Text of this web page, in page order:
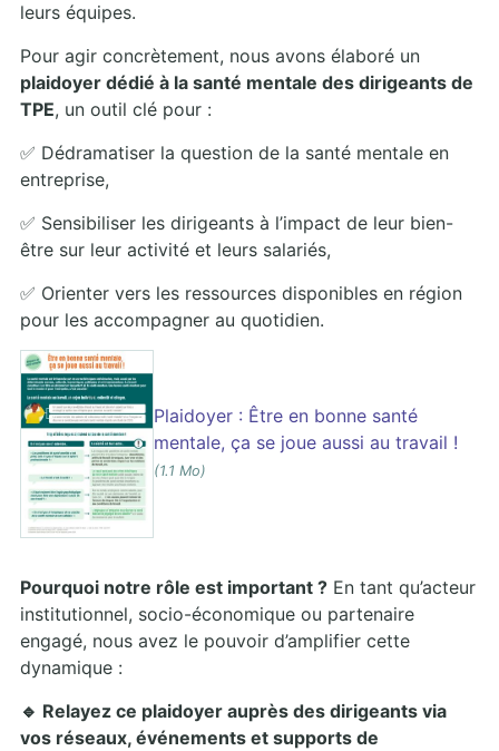
leurs équipes.
Pour agir concrètement, nous avons élaboré un
plaidoyer dédié à la santé mentale des dirigeants de
TPE, un outil clé pour :
✅ Dédramatiser la question de la santé mentale en
entreprise,
✅ Sensibiliser les dirigeants à l’impact de leur bien-
être sur leur activité et leurs salariés,
✅ Orienter vers les ressources disponibles en région
pour les accompagner au quotidien.
Plaidoyer : Être en bonne santé
mentale, ça se joue aussi au travail !
(1.1 Mo)
Pourquoi notre rôle est important ?En tant qu’acteur
institutionnel, socio-économique ou partenaire
engagé, nous avez le pouvoir d’amplifier cette
dynamique :
🔹 Relayez ce plaidoyer auprès des dirigeants via
vos réseaux, événements et supports de